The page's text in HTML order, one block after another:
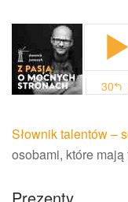
Słownik talentów –
osobami, które